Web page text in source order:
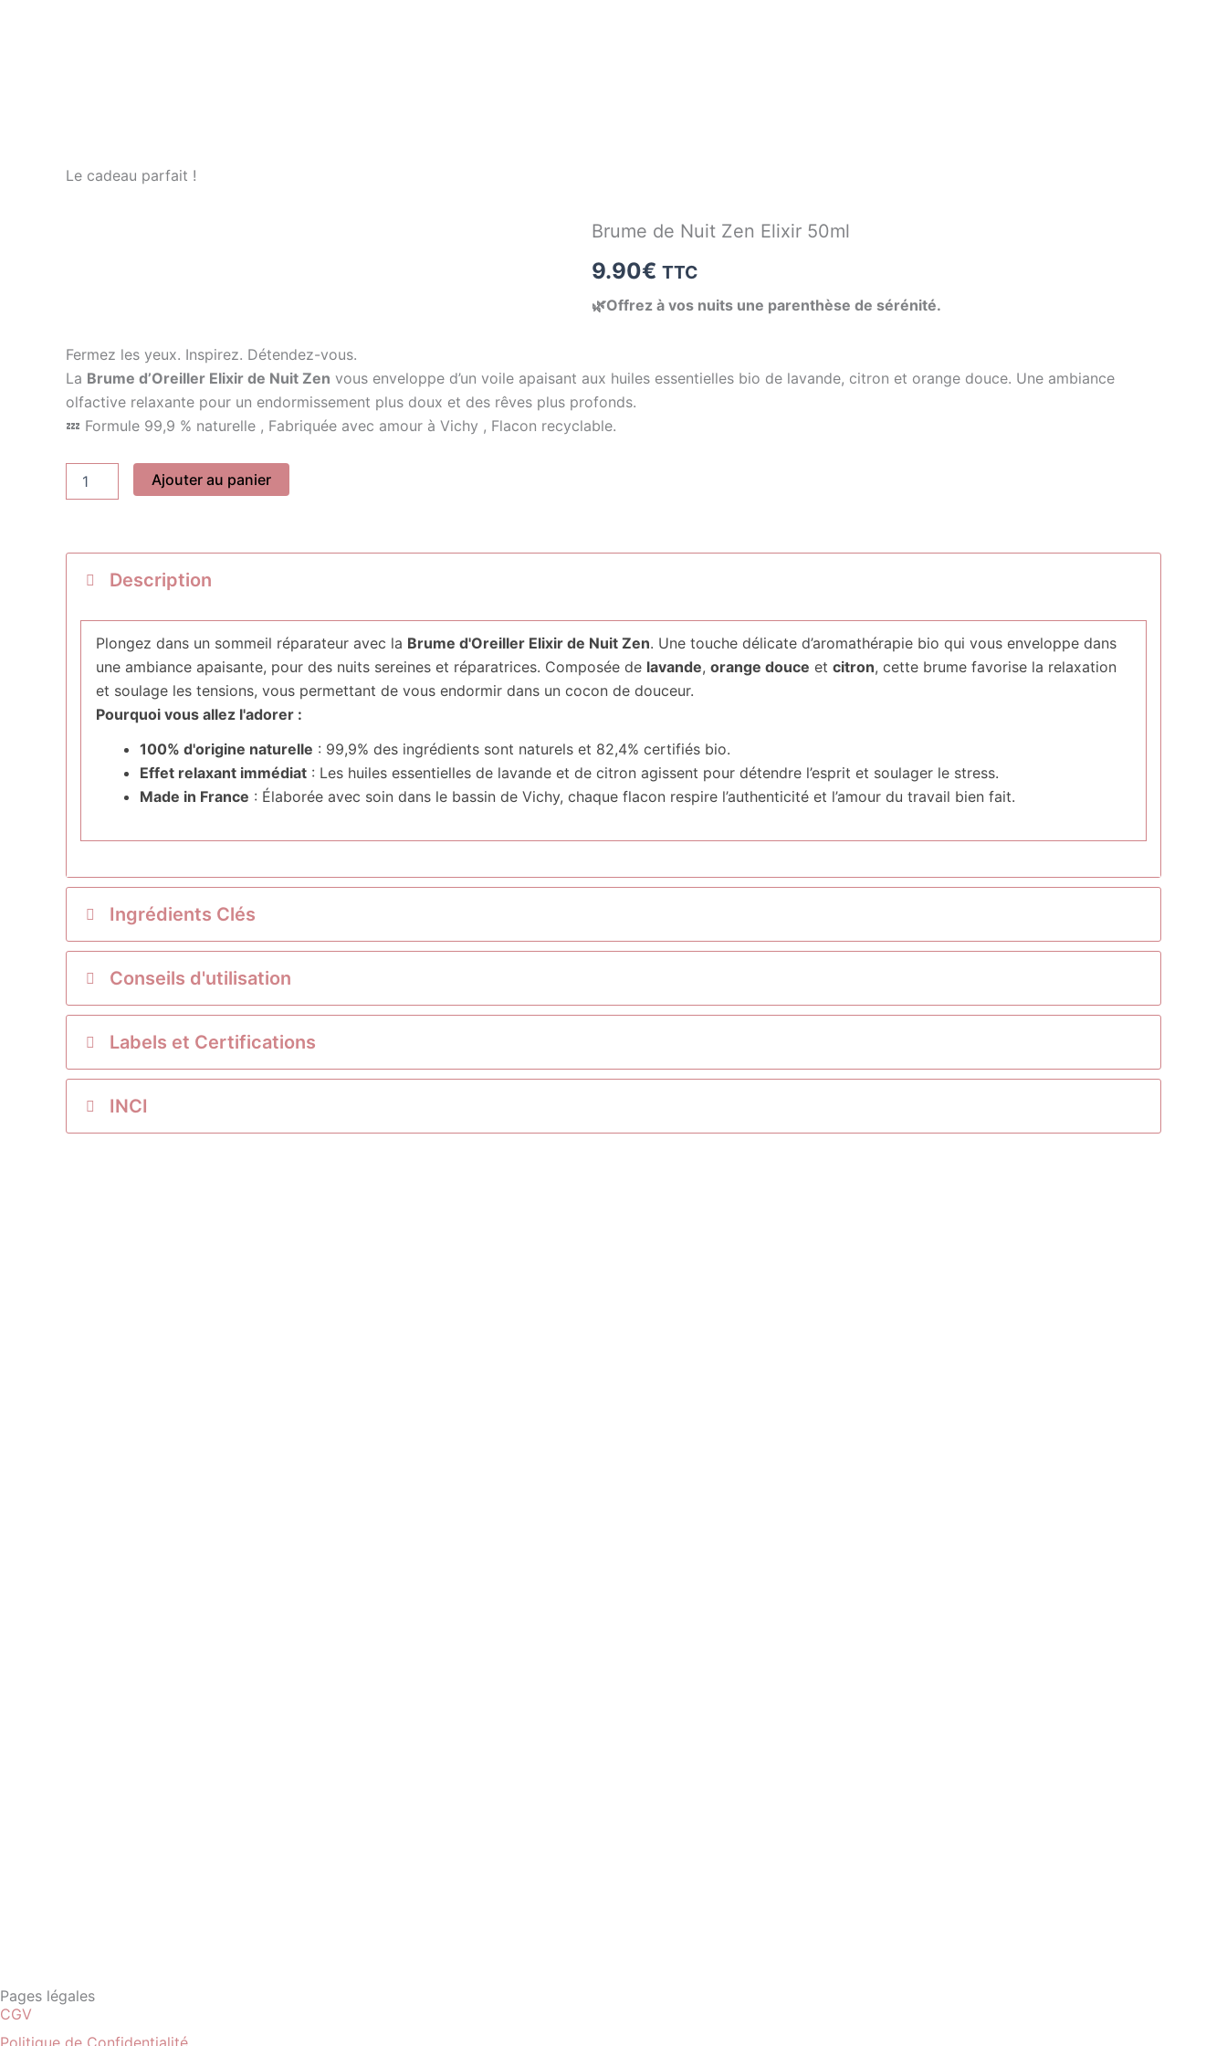
Le cadeau parfait !
Brume de Nuit Zen Elixir 50ml
9.90€ TTC
🌿Offrez à vos nuits une parenthèse de sérénité.
Fermez les yeux. Inspirez. Détendez-vous.
La Brume d’Oreiller Elixir de Nuit Zen vous enveloppe d’un voile apaisant aux huiles essentielles bio de lavande, citron et orange douce. Une ambiance
olfactive relaxante pour un endormissement plus doux et des rêves plus profonds.
💤 Formule 99,9 % naturelle , Fabriquée avec amour à Vichy , Flacon recyclable.
Elixir
Ajouter au panier
Description
Plongez dans un sommeil réparateur avec la Brume d'Oreiller Elixir de Nuit Zen. Une touche délicate d’aromathérapie bio qui vous enveloppe dans
une ambiance apaisante, pour des nuits sereines et réparatrices. Composée de lavande, orange douce et citron, cette brume favorise la relaxation
et soulage les tensions, vous permettant de vous endormir dans un cocon de douceur.
Pourquoi vous allez l'adorer :
100% d'origine naturelle : 99,9% des ingrédients sont naturels et 82,4% certifiés bio.
Effet relaxant immédiat : Les huiles essentielles de lavande et de citron agissent pour détendre l’esprit et soulager le stress.
Made in France : Élaborée avec soin dans le bassin de Vichy, chaque flacon respire l’authenticité et l’amour du travail bien fait.
Ingrédients Clés
Conseils d'utilisation
Labels et Certifications
INCI
Pages légales
CGV